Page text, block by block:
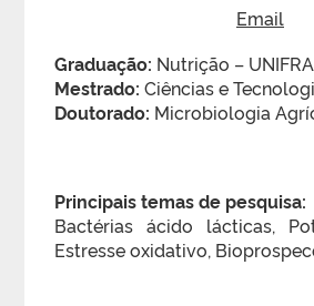
Email
Graduação: Nutrição – UNIFRA
Mestrado: Ciências e
Doutorado: Microbiologia
Principais temas de pesquisa:
Bactérias ácido lácticas,
Estresse oxidativo,